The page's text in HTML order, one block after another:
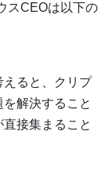
スCEOは以下の
えると、クリプ
解決すること
接集まること